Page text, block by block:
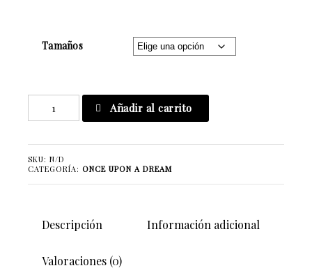
Tamaños
Sight
Añadir al carrito
SKU: N/D
CATEGORÍA: ONCE UPON A DREAM
Descripción Información adicional
Valoraciones (0)